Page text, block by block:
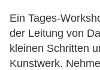
Ein Tages-
der Leitung von
kleinen Schritten
Kunstwerk.